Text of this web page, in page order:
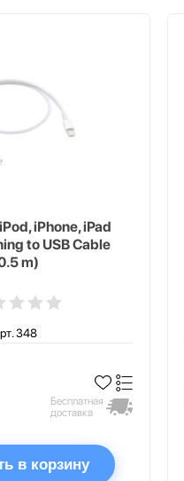
iPhone, iPad
to USB Cable
m)
348
Бесплатная
доставка
в корзину